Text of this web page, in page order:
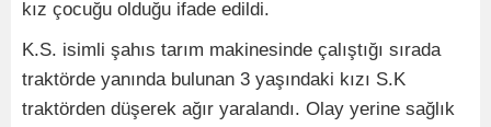
kız çocuğu olduğu ifade edildi.
K.S. isimli şahıs tarım makinesinde çalıştığı sırada
traktörde yanında bulunan 3 yaşındaki kızı S.K
traktörden düşerek ağır yaralandı. Olay yerine sağlık